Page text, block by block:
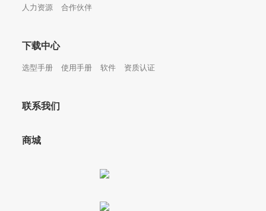
人力资源
合作伙伴
下载中心
选型手册 使用手册 软件 资质认证
联系我们
商城